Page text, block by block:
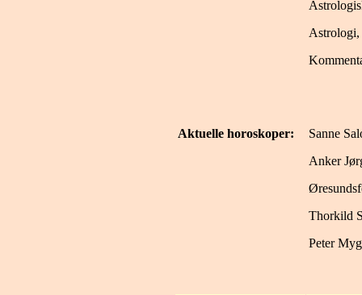
Astrologi,
Aktuelle horoskoper:
Sanne
Anker
Thorkild
Peter